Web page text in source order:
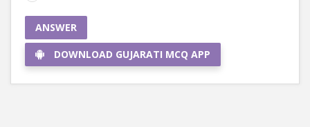
ANSWER
DOWNLOAD GUJARATI MCQ APP